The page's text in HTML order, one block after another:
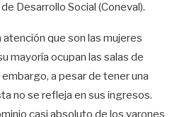
Desarrollo Social (Coneval).
que son las mujeres
mayoría ocupan las salas de
a pesar de tener una
no se refleja en sus ingresos.
casi absoluto de los varones